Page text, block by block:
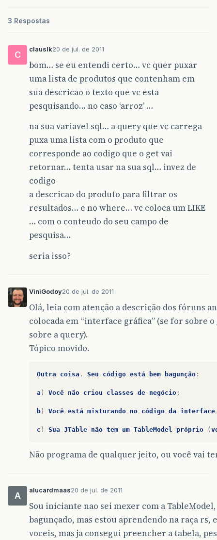
3 Respostas
C
clauslk20 de jul. de 2011
bom… se eu entendi certo… vc quer puxar
uma lista de produtos que contenham em
sua descricao o texto que vc esta
pesquisando… no caso ‘arroz’ …
na sua variavel sql… a query que vc carrega
puxa uma lista com o produto que
corresponde ao codigo que o get vai
retornar… tenta usar na sua sql… invez de
codigo
a descricao do produto para filtrar os
resultados… e no where… vc coloca um LIKE
… com o conteudo do seu campo de
pesquisa…
seria isso?
ViniGodoy20 de jul. de 2011
Olá, leia com atenção a descrição dos fóruns
colocada em “interface gráfica” (se for sobre
sobre a query).
Tópico movido.
Outra coisa . Seu código está bem bagunção :
a ) Você não criou classes de negócio ;
b ) Você está misturando no código da interface
c ) Sua JTable não tem um TableModel próprio (
Não programa de qualquer jeito, ou você vai
A
alucardmaas20 de jul. de 2011
Sou iniciante nao sei mexer com a
bagunçado, mas estou aprendendo na raça
voceis, mas ja consegui preencher a tabela,